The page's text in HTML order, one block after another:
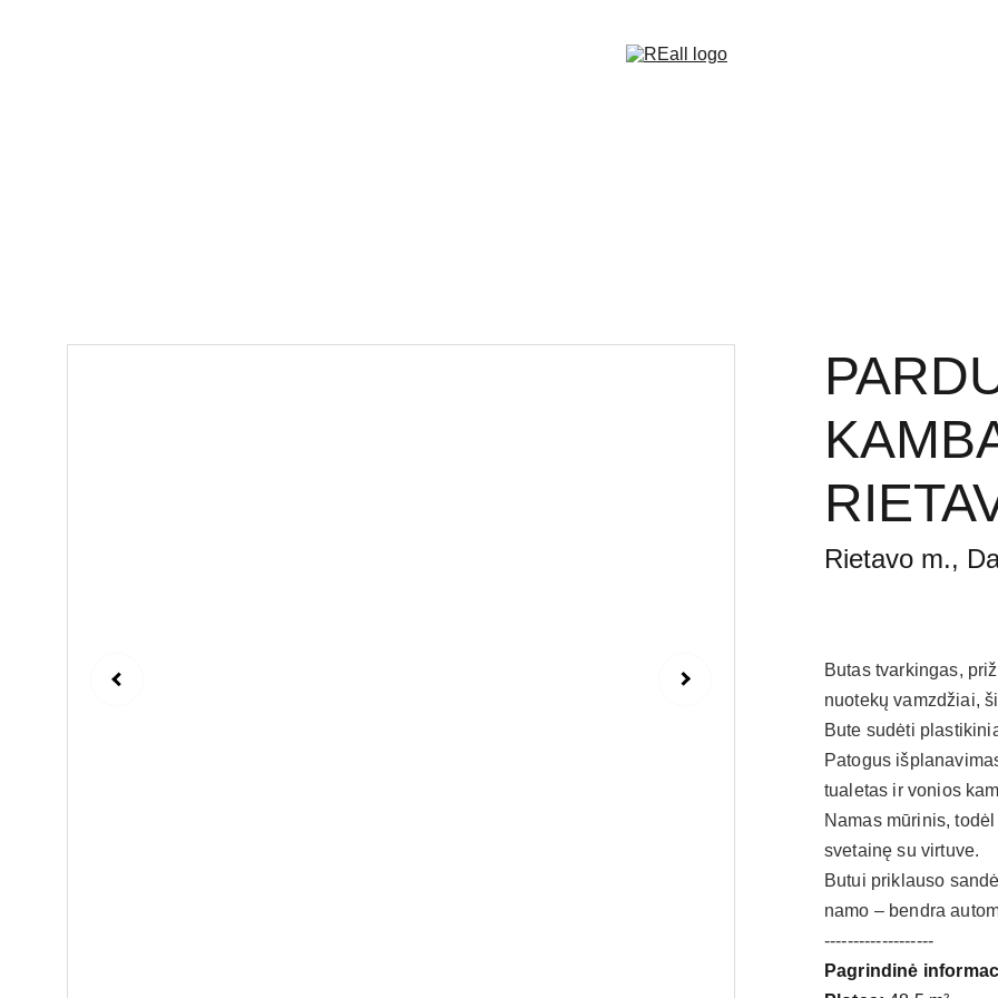
Rietavo m.,
Butas tvarkingas,
nuotekų vamzdžiai,
Bute sudėti
Patogus
tualetas ir vonios
Namas mūrinis,
svetainę su virtuve.
Butui priklauso
namo – bendra
-------------------
Pagrindinė